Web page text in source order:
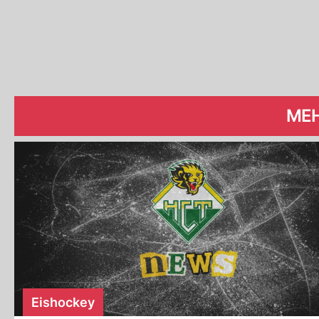
Eishockey